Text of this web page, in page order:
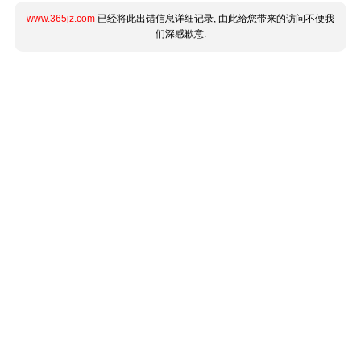
www.365jz.com 已经将此出错信息详细记录, 由此给您带来的访问不便我
们深感歉意.